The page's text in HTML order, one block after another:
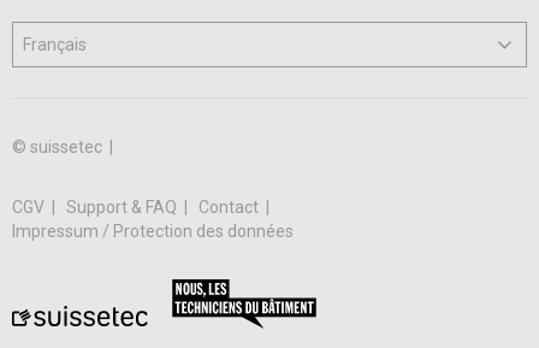
© suissetec |
CGV Support & FAQ
Contact
Impressum / Protection des données